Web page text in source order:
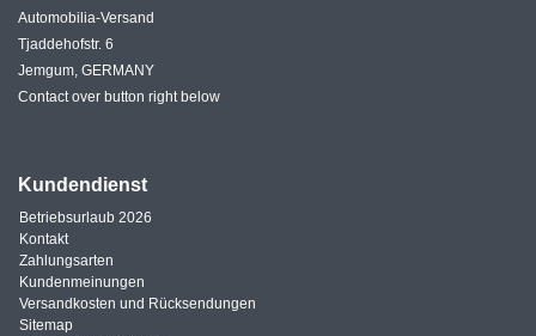
Automobilia-Versand
Tjaddehofstr. 6
Jemgum, GERMANY
Contact over button right below
Kundendienst
Betriebsurlaub 2026
Kontakt
Zahlungsarten
Kundenmeinungen
Versandkosten und Rücksendungen
Sitemap